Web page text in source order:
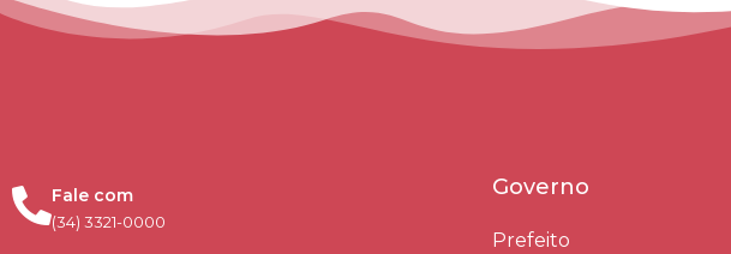
Fale com
(34) 3321-0000
Governo
Prefeito